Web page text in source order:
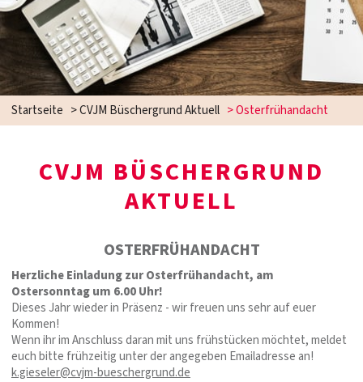
Startseite >CVJM Büschergrund Aktuell >Osterfrühandacht
CVJM BÜSCHERGRUND
AKTUELL
OSTERFRÜHANDACHT
Herzliche Einladung zur Osterfrühandacht, am
Ostersonntag um 6.00 Uhr!
Dieses Jahr wieder in Präsenz - wir freuen uns sehr auf euer
Kommen!
Wenn ihr im Anschluss daran mit uns frühstücken möchtet, meldet
euch bitte frühzeitig unter der angegeben Emailadresse an!
k.gieseler@cvjm-bueschergrund.de